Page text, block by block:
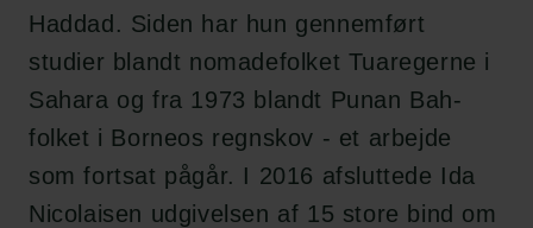
Haddad. Siden har hun gennemført
studier blandt nomadefolket Tuaregerne i
Sahara og fra 1973 blandt Punan Bah-
folket i Borneos regnskov - et arbejde
som fortsat pågår. I 2016 afsluttede Ida
Nicolaisen udgivelsen af 15 store bind om